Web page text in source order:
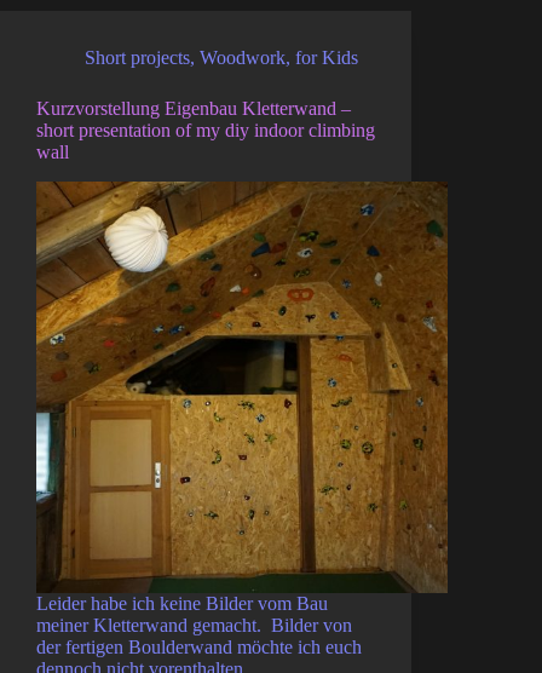
Short projects, Woodwork, for Kids
Kurzvorstellung Eigenbau Kletterwand –
short presentation of my diy indoor climbing
wall
Leider habe ich keine Bilder vom Bau
meiner Kletterwand gemacht. Bilder von
der fertigen Boulderwand möchte ich euch